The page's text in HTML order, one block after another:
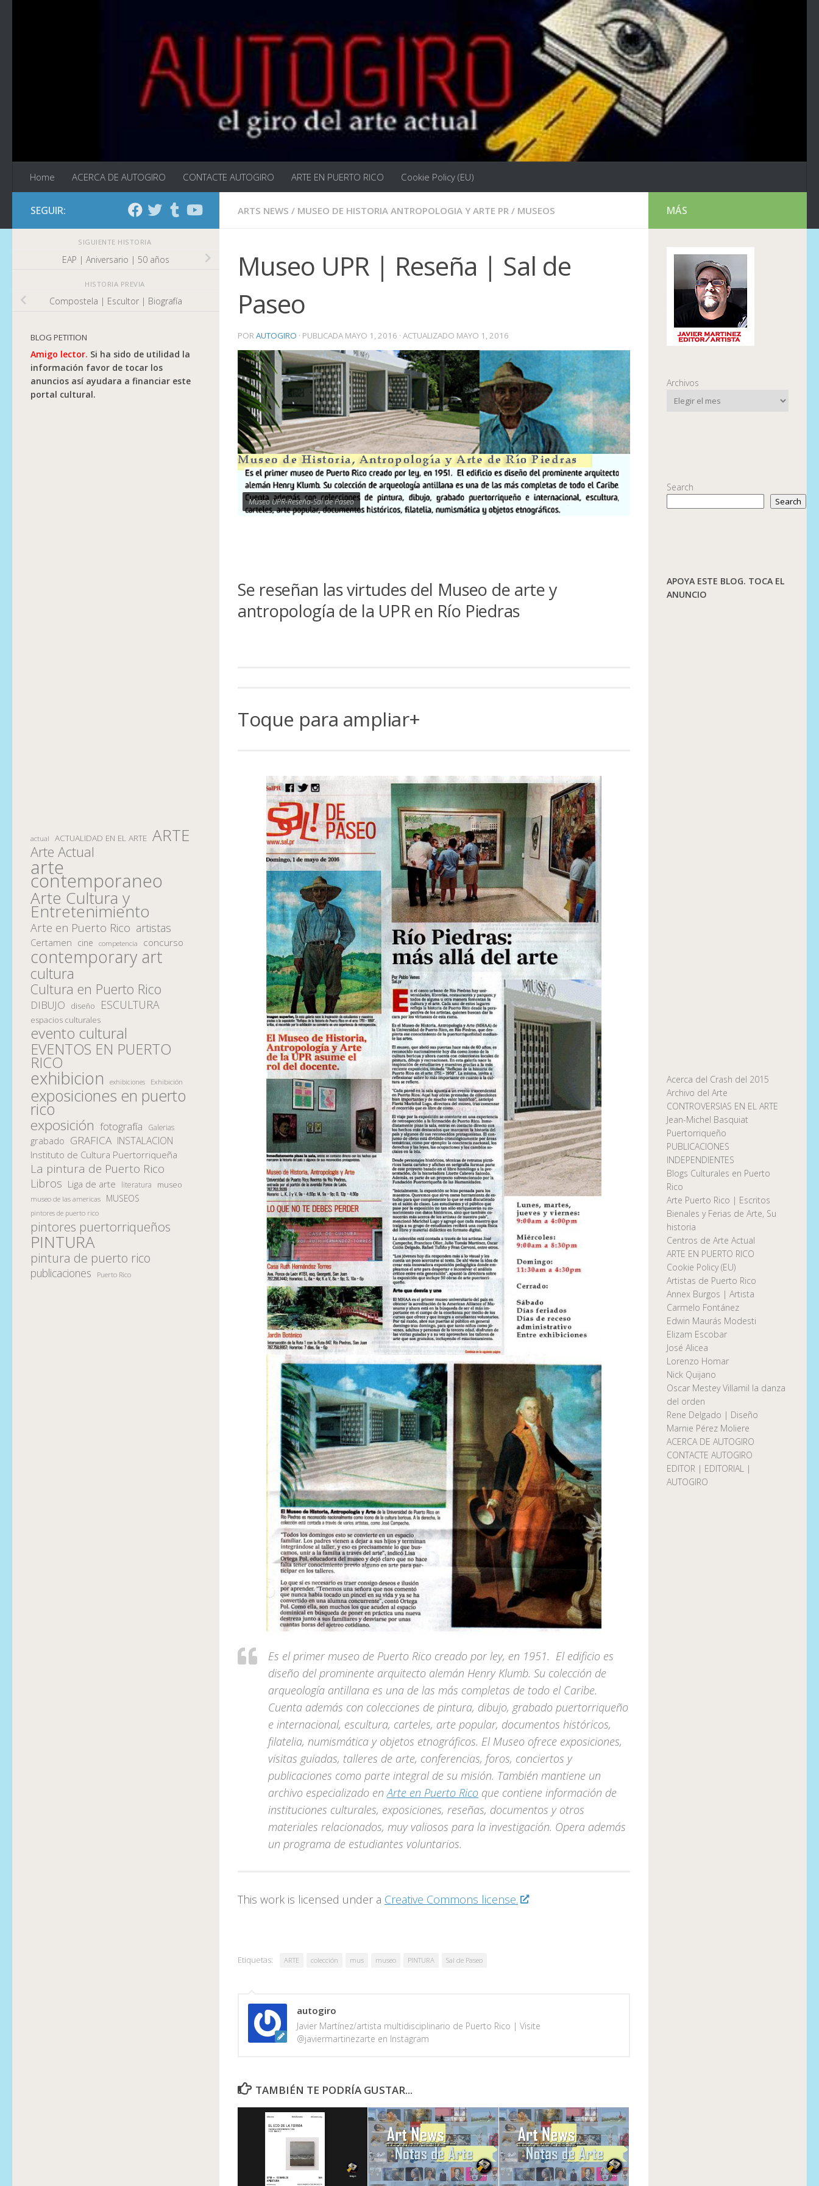
Home ACERCA DE AUTOGIRO CONTACTE AUTOGIRO ARTE EN PUERTO RICO Cookie Policy (EU)
ARTS NEWS / MUSEO DE HISTORIA ANTROPOLOGIA Y ARTE PR / MUSEOS
Museo UPR | Reseña | Sal de
Paseo
PORAUTOGIRO · PUBLICADA MAYO 1, 2016 · ACTUALIZADO MAYO 1, 2016
Museo UPR-Reseña-Sal de Paseo
Se reseñan las virtudes del Museo de arte y
antropología de la UPR en Río Piedras
Toque para ampliar+
Es el primer museo de Puerto Rico creado por ley, en 1951. El edificio es
diseño del prominente arquitecto alemán Henry Klumb. Su colección de
arqueología antillana es una de las más completas de todo el Caribe.
Cuenta además con colecciones de pintura, dibujo, grabado puertorriqueño
e internacional, escultura, carteles, arte popular, documentos históricos,
filatelia, numismática y objetos etnográficos. El Museo ofrece exposiciones,
visitas guiadas, talleres de arte, conferencias, foros, conciertos y
publicaciones como parte integral de su misión. También mantiene un
archivo especializado enArte en Puerto Rico que contiene información de
instituciones culturales, exposiciones, reseñas, documentos y otros
materiales relacionados, muy valiosos para la investigación. Opera además
un programa de estudiantes voluntarios.
This work is licensed under a Creative Commons license.
Etiquetas: ARTE colección mus museo PINTURA Sal de Paseo
autogiro
Javier Martínez/artista multidisciplinario de Puerto Rico | Visite
@javiermartinezarte en Instagram
TAMBIÉN TE PODRÍA GUSTAR...
SEGUIR:
SIGUIENTE HISTORIA
EAP | Aniversario | 50 años
HISTORIA PREVIA
Compostela | Escultor | Biografía
BLOG PETITION
Amigo lector. Si ha sido de utilidad la
información favor de tocar los
anuncios así ayudara a financiar este
portal cultural.
actual ACTUALIDAD EN EL ARTE ARTE
Arte Actual
arte
contemporaneo
Arte Cultura y
Entretenimiento
Arte en Puerto Rico artistas
Certamen cine competencia concurso
contemporary art
cultura
Cultura en Puerto Rico
DIBUJO diseño ESCULTURA
espacios culturales
evento cultural
EVENTOS EN PUERTO
RICO
exhibicion exhibiciones Exhibición
exposiciones en puerto
rico
exposición fotografía Galerias
grabado GRAFICA INSTALACION
Instituto de Cultura Puertorriqueña
La pintura de Puerto Rico
Libros Liga de arte literatura museo
museo de las americas MUSEOS
pintores de puerto rico
pintores puertorriqueños
PINTURA
pintura de puerto rico
publicaciones Puerto Rico
MÁS
Archivos
Search
Search
APOYA ESTE BLOG. TOCA EL
ANUNCIO
Acerca del Crash del 2015
Archivo del Arte
CONTROVERSIAS EN EL ARTE
Jean-Michel Basquiat
Puertorriqueño
PUBLICACIONES
INDEPENDIENTES
Blogs Culturales en Puerto
Rico
Arte Puerto Rico | Escritos
Bienales y Ferias de Arte, Su
historia
Centros de Arte Actual
ARTE EN PUERTO RICO
Cookie Policy (EU)
Artistas de Puerto Rico
Annex Burgos | Artista
Carmelo Fontánez
Edwin Maurás Modesti
Elizam Escobar
José Alicea
Lorenzo Homar
Nick Quijano
Oscar Mestey Villamil la danza
del orden
Rene Delgado | Diseño
Marnie Pérez Moliere
ACERCA DE AUTOGIRO
CONTACTE AUTOGIRO
EDITOR | EDITORIAL |
AUTOGIRO